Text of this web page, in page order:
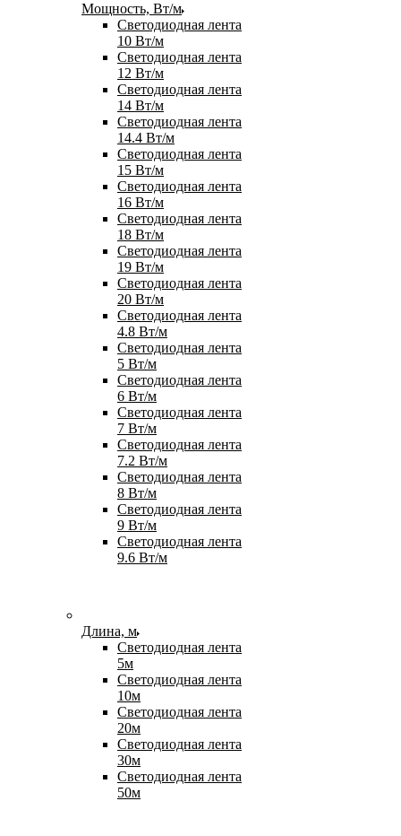
Мощность, Вт/м
Светодиодная лента
10 Вт/м
Светодиодная лента
12 Вт/м
Светодиодная лента
14 Вт/м
Светодиодная лента
14.4 Вт/м
Светодиодная лента
15 Вт/м
Светодиодная лента
16 Вт/м
Светодиодная лента
18 Вт/м
Светодиодная лента
19 Вт/м
Светодиодная лента
20 Вт/м
Светодиодная лента
4.8 Вт/м
Светодиодная лента
5 Вт/м
Светодиодная лента
6 Вт/м
Светодиодная лента
7 Вт/м
Светодиодная лента
7.2 Вт/м
Светодиодная лента
8 Вт/м
Светодиодная лента
9 Вт/м
Светодиодная лента
9.6 Вт/м
Длина, м
Светодиодная лента
5м
Светодиодная лента
10м
Светодиодная лента
20м
Светодиодная лента
30м
Светодиодная лента
50м